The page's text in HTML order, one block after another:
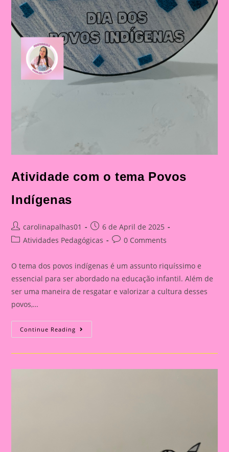
Atividade com o tema Povos
Indígenas
Post
author:
carolinapalhas01
Post
published:
6 de April de 2025
PostAtividades Pedagógicas
Post0 Comments
O tema dos povos indígenas é um assunto riquíssimo e
essencial para ser abordado na educação infantil. Além de
ser uma maneira de resgatar e valorizar a cultura desses
povos,…
Continue Reading Atividade
Com
Tema